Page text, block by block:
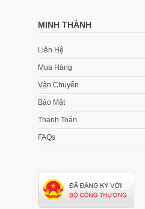
MINH THÀNH
Liên Hệ
Mua Hàng
Vận Chuyển
Bảo Mật
Thanh Toán
FAQs